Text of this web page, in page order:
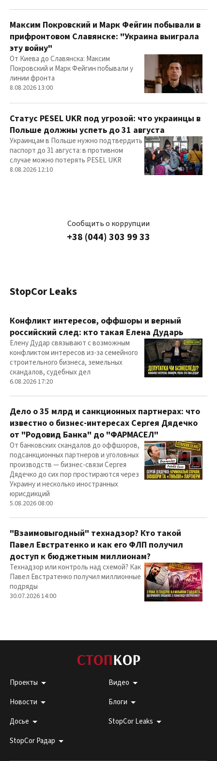
Максим Покровский и Марк Фейгин побывали в
прифронтовом Славянске: "Украина выиграла
эту войну"
От Киева до Славянска: Максим
Покровский и Марк Фейгин побывали у
линии фронта
8.08.2026 13:00
Статус PESEL UKR под угрозой: что украинцы в
Польше должны успеть до 31 августа
Украинцам в Польше нужно подтвердить
паспорт до 31 августа: в противном
случае можно потерять PESEL UKR
8.08.2026 12:10
Сообщить о коррупции
+38 (044) 303 99 33
StopCor Leaks
Конфликт интересов, оффшоры и верный
российский след: кто такая Елена Дударь
Елену Дудар связывают с возможным
конфликтом интересов из-за семейного
строительного бизнеса, земельных
скандалов, судебных дел
6.08.2026 17:20
Дело о 35 млрд и санкционных партнерах: что
известно о бизнес-интересах Сергея Дядечко
от "Родовид Банка" до "ФАРМАСЕЛ"
От банковских скандалов до оффшоров,
подсанкционных партнеров и уголовных
производств — бизнес-связи Сергея
Дядечко до сих пор простираются через
Украину и несколько иностранных
юрисдикций
5.08.2026 08:00
"Взаимовыгодный" технадзор? Кто такой
Павел Евстратенко и как его ФЛП получил
доступ к бюджетным миллионам?
Технадзор или контроль над схемой? Как
Павел Евстратенко получил миллионные
подряды
30.07.2026 14:00
Проекты
Видео
Новости
Блоги
Досье
StopCor Leaks
StopCor Радар